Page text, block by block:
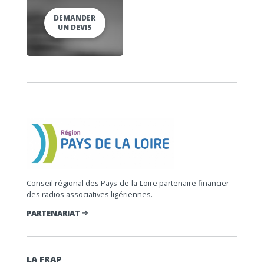
DEMANDER
UN DEVIS
Conseil régional des Pays-de-la-Loire partenaire financier
des radios associatives ligériennes.
PARTENARIAT
LA FRAP